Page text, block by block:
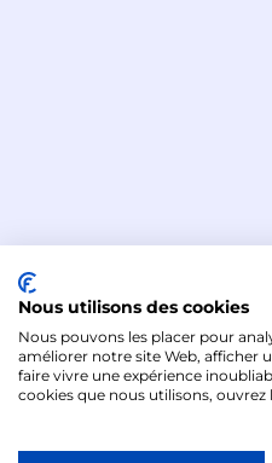
@Tous droits
Nous utilisons des cookies
Nous pouvons les placer pour
améliorer notre site Web, afficher
faire vivre une expérience
cookies que nous utilisons, ouvrez